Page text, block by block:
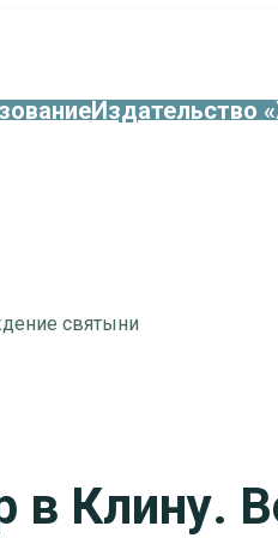
Издательство
святыни
в Клину.